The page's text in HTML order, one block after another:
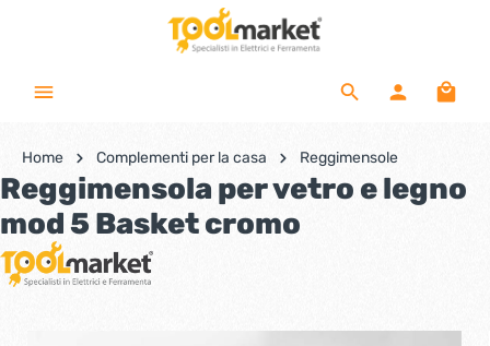
Home Complementi per la casa Reggimensole
Reggimensola per vetro e legno
mod 5 Basket cromo